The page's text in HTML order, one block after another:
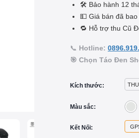
🛠️ Bảo hành 12
💵 Giá bán đã bao
🔁 Hỗ trợ thu Cũ
📞 Hotline:
🎯 Chọn Táo Đen
Kích thước:
Màu sắc:
Kết Nối: